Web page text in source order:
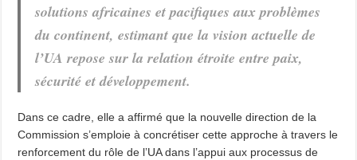
solutions africaines et pacifiques aux problèmes
du continent, estimant que la vision actuelle de
l’UA repose sur la relation étroite entre paix,
sécurité et développement.
Dans ce cadre, elle a affirmé que la nouvelle direction de la
Commission s’emploie à concrétiser cette approche à travers le
renforcement du rôle de l’UA dans l’appui aux processus de